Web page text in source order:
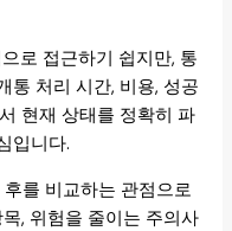
로 접근하기 쉽지만, 통
통 처리 시간, 비용, 성공
현재 상태를 정확히 파
입니다.
를 비교하는 관점으로
, 위험을 줄이는 주의사